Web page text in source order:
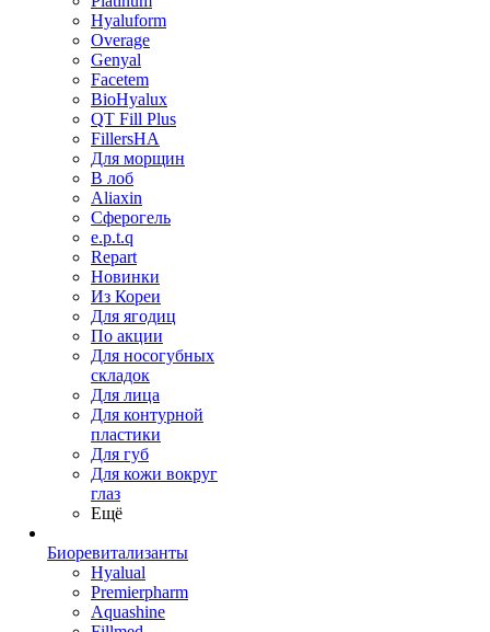
Hyaluform
Overage
Genyal
Facetem
BioHyalux
QT Fill Plus
FillersHA
Для морщин
В лоб
Aliaxin
Сферогель
e.p.t.q
Repart
Новинки
Из Кореи
Для ягодиц
По акции
Для носогубных
складок
Для лица
Для контурной
пластики
Для губ
Для кожи вокруг
глаз
Ещё
Биоревитализанты
Hyalual
Premierpharm
Aquashine